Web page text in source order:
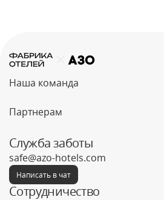
Наша команда
Партнерам
Служба заботы
safe@azo-hotels.com
Написать в чат
Сотрудничество